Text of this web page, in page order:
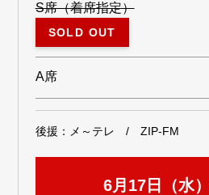
S席（着席指定）
SOLD OUT
A席
後援：メ～テレ / ZIP-FM
6月17日（水